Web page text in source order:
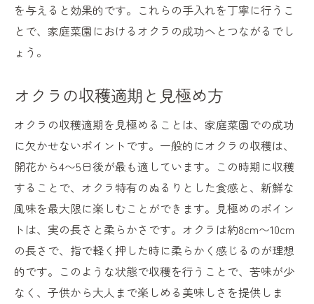
を与えると効果的です。これらの手入れを丁寧に行うこ
とで、家庭菜園におけるオクラの成功へとつながるでし
ょう。
オクラの収穫適期と見極め方
オクラの収穫適期を見極めることは、家庭菜園での成功
に欠かせないポイントです。一般的にオクラの収穫は、
開花から4〜5日後が最も適しています。この時期に収穫
することで、オクラ特有のぬるりとした食感と、新鮮な
風味を最大限に楽しむことができます。見極めのポイン
トは、実の長さと柔らかさです。オクラは約8cm〜10cm
の長さで、指で軽く押した時に柔らかく感じるのが理想
的です。このような状態で収穫を行うことで、苦味が少
なく、子供から大人まで楽しめる美味しさを提供しま